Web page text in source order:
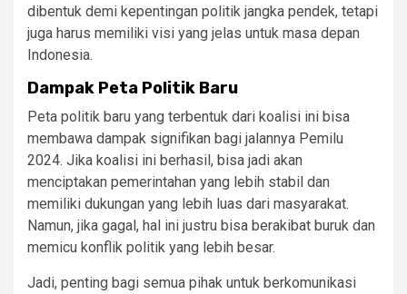
dibentuk demi kepentingan politik jangka pendek, tetapi
juga harus memiliki visi yang jelas untuk masa depan
Indonesia.
Dampak Peta Politik Baru
Peta politik baru yang terbentuk dari koalisi ini bisa
membawa dampak signifikan bagi jalannya Pemilu
2024. Jika koalisi ini berhasil, bisa jadi akan
menciptakan pemerintahan yang lebih stabil dan
memiliki dukungan yang lebih luas dari masyarakat.
Namun, jika gagal, hal ini justru bisa berakibat buruk dan
memicu konflik politik yang lebih besar.
Jadi, penting bagi semua pihak untuk berkomunikasi